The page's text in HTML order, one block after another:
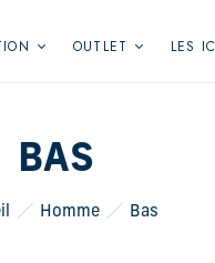
OUTLET LES
BAS
Homme Bas